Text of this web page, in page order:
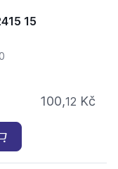
15
100,12 Kč